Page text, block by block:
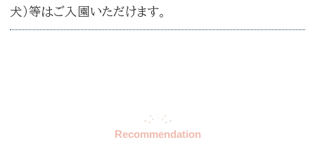
犬）等はご入園いただけます。